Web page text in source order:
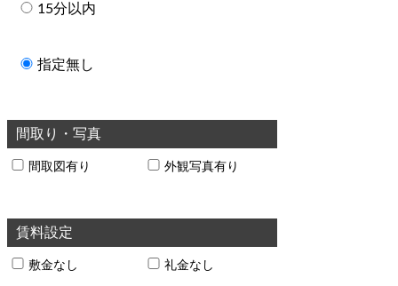
15分以内
指定無し
間取り・写真
間取図有り 外観写真有り
賃料設定
敷金なし 礼金なし